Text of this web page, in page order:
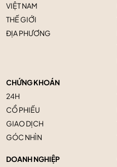
VIỆT NAM
THẾ GIỚI
ĐỊA PHƯƠNG
CHỨNG KHOÁN
24H
CỔ PHIẾU
GIAO DỊCH
GÓC NHÌN
DOANH NGHIỆP